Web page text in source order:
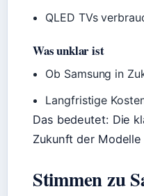
QLED TVs
Was unklar ist
Ob Samsung in
Langfristige
Das bedeutet: Die
Zukunft der
Stimmen zu